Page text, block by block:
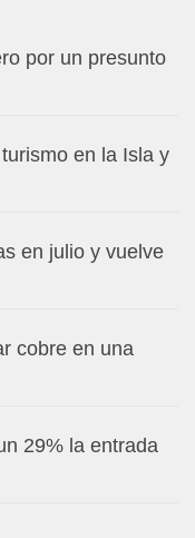
por un presunto
en la Isla y
en julio y vuelve
cobre en una
29% la entrada